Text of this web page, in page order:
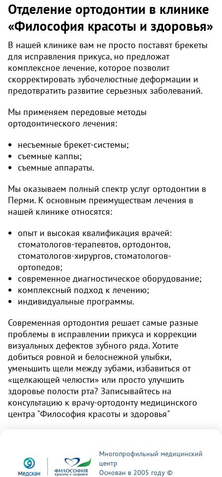
Отделение ортодонтии в клинике
«Философия красоты и здоровья»
В нашей клинике вам не просто поставят брекеты
для исправления прикуса, но предложат
комплексное лечение, которое позволит
скорректировать зубочелюстные деформации и
предотвратить развитие серьезных заболеваний.
Мы применяем передовые методы
ортодонтического лечения:
несъемные брекет-системы;
съемные каппы;
съемные аппараты.
Мы оказываем полный спектр услуг ортодонтии в
Перми. К основным преимуществам лечения в
нашей клинике относятся:
опыт и высокая квалификация врачей:
стоматологов-терапевтов, ортодонтов,
стоматологов-хирургов, стоматологов-
ортопедов;
современное диагностическое оборудование;
комплексный подход к лечению;
индивидуальные программы.
Современная ортодонтия решает самые разные
проблемы в исправлении прикуса и коррекции
визуальных дефектов зубного ряда. Хотите
добиться ровной и белоснежной улыбки,
уменьшить щели между зубами, избавиться от
«щелкающей челюсти» или просто улучшить
здоровье полости рта? Записывайтесь на
консультацию к врачу-ортодонту медицинского
центра "Философия красоты и здоровья"
Многопрофильный медицинский
центр
Основан в 2005 году ©